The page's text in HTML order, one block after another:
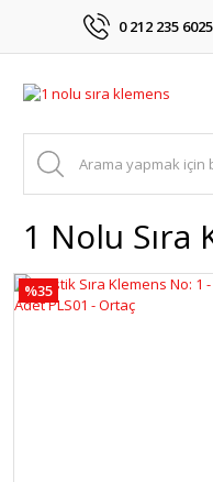
0 212 235 6025
1 Nolu Sıra
%35